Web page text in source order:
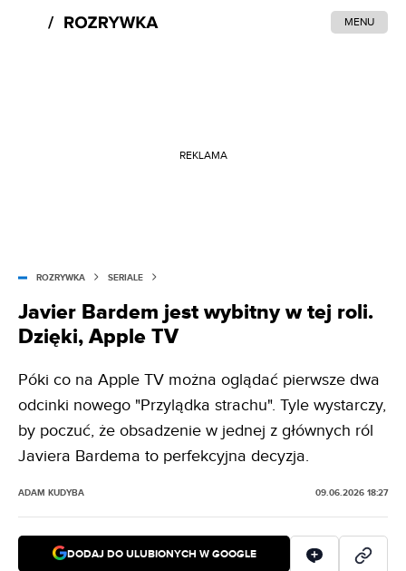
MENU
REKLAMA
ROZRYWKA SERIALE
Javier Bardem jest wybitny w tej roli.
Dzięki, Apple TV
Póki co na Apple TV można oglądać pierwsze dwa
odcinki nowego "Przylądka strachu". Tyle wystarczy,
by poczuć, że obsadzenie w jednej z głównych ról
Javiera Bardema to perfekcyjna decyzja.
ADAM KUDYBA 09.06.2026 18:27
DODAJ DO ULUBIONYCH W GOOGLE